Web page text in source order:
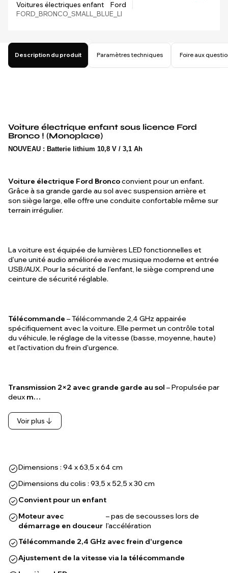
Voitures électriques enfant
Ford
FORD_BRONCO_SMALL_BLUE_LI
Description du produit Paramètres techniques Foire aux
Voiture électrique enfant sous licence Ford
Bronco ! (Monoplace)
NOUVEAU : Batterie lithium 10,8 V / 3,1 Ah
Voiture électrique Ford Broncoconvient pour un enfant.
Grâce à sa grande garde au sol avec suspension arrière et
son siège large, elle offre une conduite confortable même sur
terrain irrégulier.
La voiture est équipée de lumières LED fonctionnelles et
d'une unité audio améliorée avec musique moderne et entrée
USB/AUX. Pour la sécurité de l'enfant, le siège comprend une
ceinture de sécurité réglable.
Télécommande – Télécommande 2,4 GHz appairée
spécifiquement avec la voiture. Elle permet un contrôle total
du véhicule, le réglage de la vitesse (basse, moyenne, haute)
et l'activation du frein d'urgence.
Transmission 2×2 avec grande garde au sol – Propulsée par
deux m…
Voir plus
Dimensions : 94 x 63,5 x 64 cm
Dimensions du colis : 93,5 x 52,5 x 30 cm
Convient pour un enfant
Moteur avec
démarrage en douceur
– pas de secousses lors de
l'accélération
Télécommande 2,4 GHz avec frein d'urgence
Ajustement de la vitesse via la télécommande